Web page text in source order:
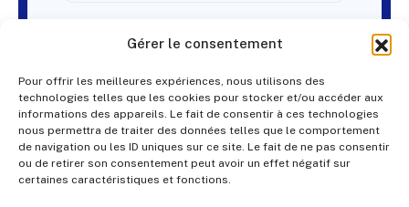
Gérer le consentement
Pour offrir les meilleures expériences, nous utilisons des
technologies telles que les cookies pour stocker et/ou accéder aux
informations des appareils. Le fait de consentir à ces technologies
nous permettra de traiter des données telles que le comportement
de navigation ou les ID uniques sur ce site. Le fait de ne pas consentir
ou de retirer son consentement peut avoir un effet négatif sur
certaines caractéristiques et fonctions.